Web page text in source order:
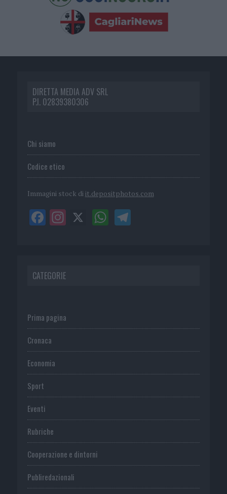
DIRETTA MEDIA ADV SRL
P.I. 02839380306
Chi siamo
Codice etico
Immagini stock di it.depositphotos.com
CATEGORIE
Prima pagina
Cronaca
Economia
Sport
Eventi
Rubriche
Cooperazione e dintorni
Publiredazionali